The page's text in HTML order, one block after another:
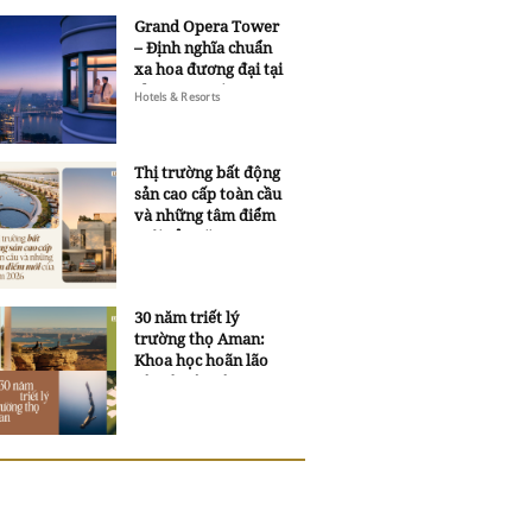
Grand Opera Tower
– Định nghĩa chuẩn
xa hoa đương đại tại
Sheraton Saigon
Hotels & Resorts
Thị trường bất động
sản cao cấp toàn cầu
và những tâm điểm
mới của năm 2026
30 năm triết lý
trường thọ Aman:
Khoa học hoãn lão
và trí tuệ ngàn xưa